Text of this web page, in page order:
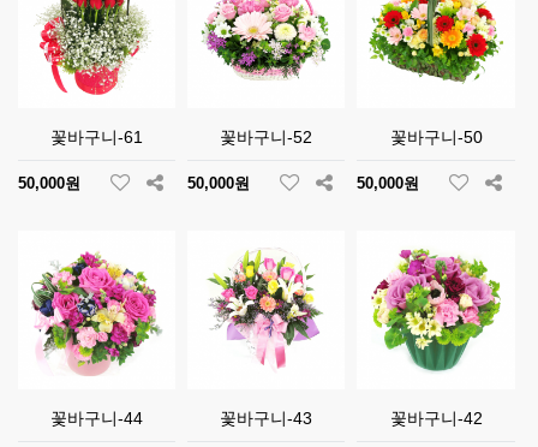
꽃바구니-61
50,000원
꽃바구니-52
50,000원
꽃바구니-50
50,000원
꽃바구니-44 꽃바구니-43 꽃바구니-42